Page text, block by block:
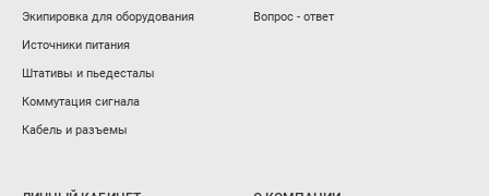
Экипировка для оборудования
Источники питания
Штативы и пьедесталы
Коммутация сигнала
Кабель и разъемы
Вопрос - ответ